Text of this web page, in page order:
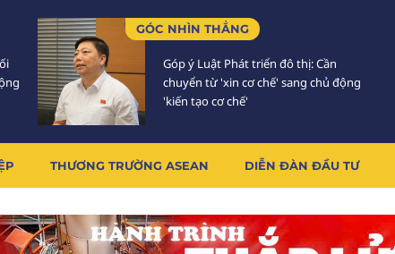
GÓC NHÌN THẲNG
Góp ý Luật Phát triển đô thị: Cần
chuyển từ 'xin cơ chế' sang chủ động
'kiến tạo cơ chế'
THƯƠNG TRƯỜNG ASEAN DIỄN ĐÀN ĐẦU TƯ